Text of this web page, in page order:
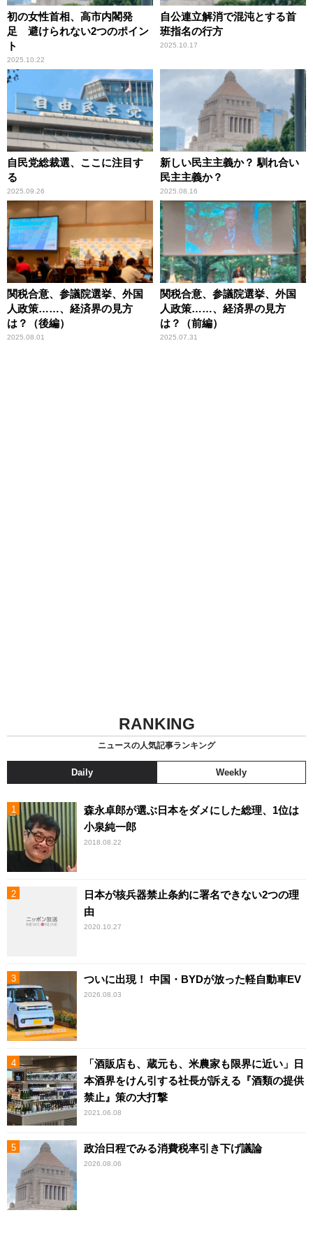
初の女性首相、高市内閣発
足 避けられない2つのポイン
ト
2025.10.22
自公連立解消で混沌とする首
班指名の行方
2025.10.17
自民党総裁選、ここに注目す
る
2025.09.26
新しい民主主義か？ 馴れ合い
民主主義か？
2025.08.16
関税合意、参議院選挙、外国
人政策……、経済界の見方
は？（後編）
2025.08.01
関税合意、参議院選挙、外国
人政策……、経済界の見方
は？（前編）
2025.07.31
RANKING
ニュースの人気記事ランキング
Daily Weekly
森永卓郎が選ぶ日本をダメにした総理、1位は
小泉純一郎
2018.08.22
日本が核兵器禁止条約に署名できない2つの理
由
2020.10.27
ついに出現！ 中国・BYDが放った軽自動車EV
2026.08.03
「酒販店も、蔵元も、米農家も限界に近い」日
本酒界をけん引する社長が訴える『酒類の提供
禁止』策の大打撃
2021.06.08
政治日程でみる消費税率引き下げ議論
2026.08.06